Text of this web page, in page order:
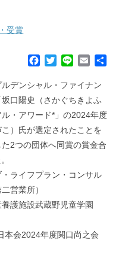
受賞
c
e
b
o
k
T
i
t
e
r
n
e
E
a
i
デンシャル・ファイナン
口陽史（さかぐちきよふ
・アワード*」の2024年度
）氏が選定されたことを
2つの団体へ同賞の賞金合
ライフプラン・コンサル
営業所）
護施設武蔵野児童学園
本会2024年度関口尚之会